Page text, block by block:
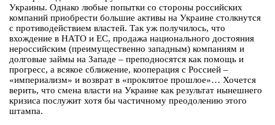
Украины. Однако любые попытки со стороны российских
компаний приобрести большие активы на Украине столкнутся
с противодействием властей. Так уж получилось, что
вхождение в НАТО и ЕС, продажа национального достояния
нероссийским (преимущественно западным) компаниям и
долговые займы на Западе – преподносятся как помощь и
прогресс, а всякое сближение, кооперация с Россией –
«империализм» и возврат в «проклятое прошлое»… Хочется
верить, что смена власти на Украине как результат нынешнего
кризиса послужит хотя бы частичному преодолению этого
штампа.